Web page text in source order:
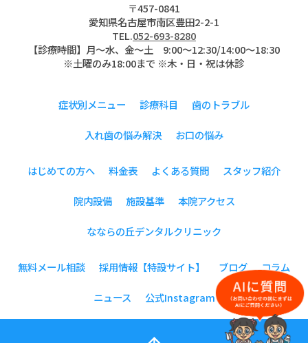
〒457-0841
愛知県名古屋市南区豊田2-2-1
TEL.052-693-8280
【診療時間】月〜水、金～土 9:00〜12:30/14:00～18:30
※土曜のみ18:00まで ※木・日・祝は休診
症状別メニュー 診療科目 歯のトラブル
入れ歯の悩み解決 お口の悩み
はじめての方へ 料金表 よくある質問 スタッフ紹介
院内設備 施設基準 本院アクセス
なならの丘デンタルクリニック
無料メール相談 採用情報【特設サイト】 ブログ コラム
ニュース 公式Instagram